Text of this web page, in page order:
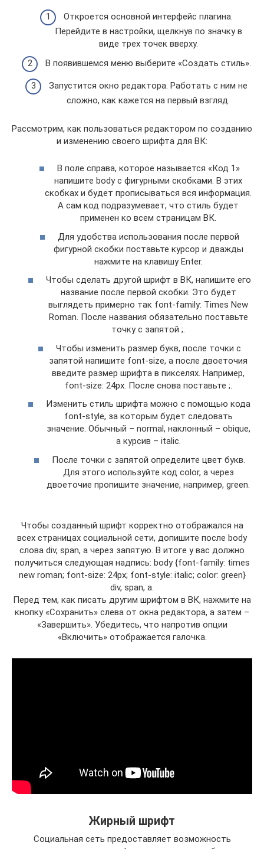
Откроется основной интерфейс плагина.
Перейдите в настройки, щелкнув по значку в
виде трех точек вверху.
В появившемся меню выберите «Создать стиль».
Запустится окно редактора. Работать с ним не
сложно, как кажется на первый взгляд.
Рассмотрим, как пользоваться редактором по созданию
и изменению своего шрифта для ВК:
В поле справа, которое называется «Код 1»
напишите body с фигурными скобками. В этих
скобках и будет прописываться вся информация.
А сам код подразумевает, что стиль будет
применен ко всем страницам ВК.
Для удобства использования после первой
фигурной скобки поставьте курсор и дважды
нажмите на клавишу Enter.
Чтобы сделать другой шрифт в ВК, напишите его
название после первой скобки. Это будет
выглядеть примерно так font-family: Times New
Roman. После названия обязательно поставьте
точку с запятой ;.
Чтобы изменить размер букв, после точки с
запятой напишите font-size, а после двоеточия
введите размер шрифта в пикселях. Например,
font-size: 24px. После снова поставьте ;.
Изменить стиль шрифта можно с помощью кода
font-style, за которым будет следовать
значение. Обычный – normal, наклонный – obique,
а курсив – italic.
После точки с запятой определите цвет букв.
Для этого используйте код color, а через
двоеточие пропишите значение, например, green.
Чтобы созданный шрифт корректно отображался на
всех страницах социальной сети, допишите после body
слова div, span, a через запятую. В итоге у вас должно
получиться следующая надпись: body {font-family: times
new roman; font-size: 24px; font-style: italic; color: green}
div, span, a.
Перед тем, как писать другим шрифтом в ВК, нажмите на
кнопку «Сохранить» слева от окна редактора, а затем –
«Завершить». Убедитесь, что напротив опции
«Включить» отображается галочка.
Жирный шрифт
Социальная сеть предоставляет возможность